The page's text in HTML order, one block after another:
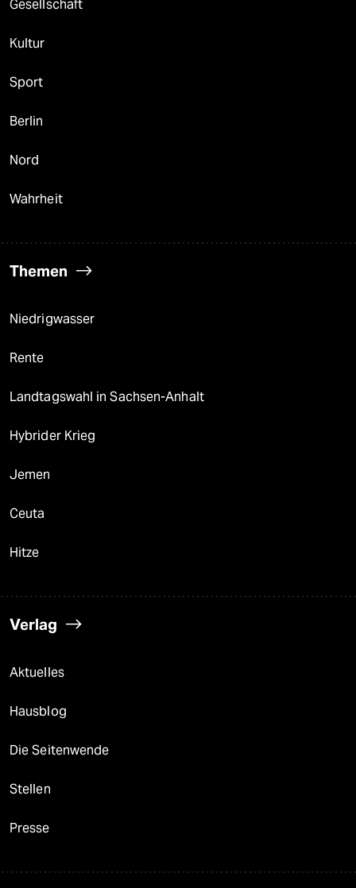
Gesellschaft
Kultur
Sport
Berlin
Nord
Wahrheit
Themen
Niedrigwasser
Rente
Landtagswahl in Sachsen-Anhalt
Hybrider Krieg
Jemen
Ceuta
Hitze
Verlag
Aktuelles
Hausblog
Die Seitenwende
Stellen
Presse